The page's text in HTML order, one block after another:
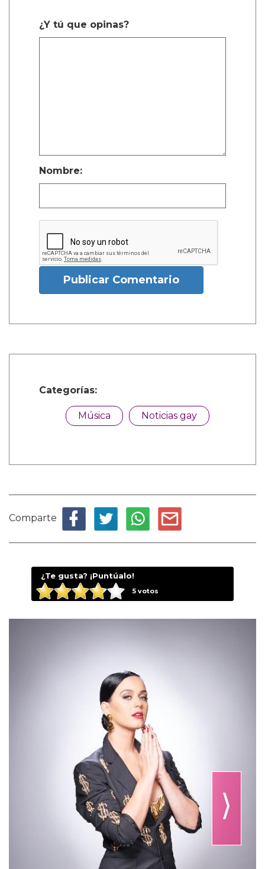
¿Y tú que opinas?
Nombre:
Publicar Comentario
Categorías:
Música Noticias gay
Comparte
¿Te gusta? ¡Puntúalo!
5votos
⟩